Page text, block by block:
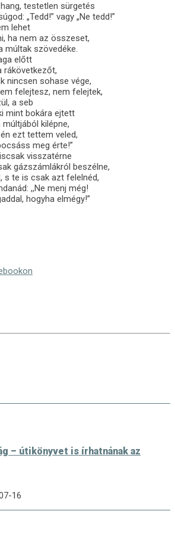
testetlen sürgetés
„Tedd!” vagy „Ne tedd!”
lehet
ha nem az összeset,
szövedéke.
előtt
rákövetkezőt,
nincsen sohase vége,
felejtesz, nem felejtek,
a seb
mint bokára ejtett
kilépne,
ezt tettem veled,
meg érte!”
visszatérne
gázszámlákról beszélne,
s te is csak azt felelnéd,
,,Ne menj még!
hogyha elmégy!”
– útikönyvet is írhatnának az
16